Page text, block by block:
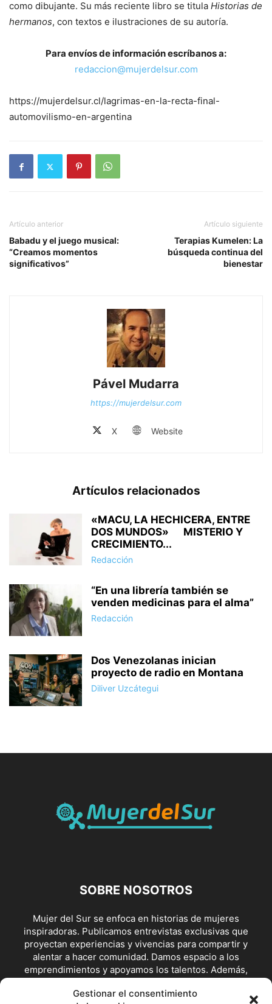
como dibujante. Su más reciente libro se titula Historias de
hermanos, con textos e ilustraciones de su autoría.
Para envíos de información escríbanos a:
redaccion@mujerdelsur.com
https://mujerdelsur.cl/lagrimas-en-la-recta-final-
automovilismo-en-argentina
Artículo anterior
Babadu y el juego musical:
“Creamos momentos
significativos”
Artículo siguiente
Terapias Kumelen: La
búsqueda continua del
bienestar
Pável Mudarra
https://mujerdelsur.com
X Website
Artículos relacionados
«MACU, LA HECHICERA, ENTRE
DOS MUNDOS» MISTERIO Y
CRECIMIENTO...
Redacción
“En una librería también se
venden medicinas para el alma”
Redacción
Dos Venezolanas inician
proyecto de radio en Montana
Diliver Uzcátegui
SOBRE NOSOTROS
Mujer del Sur se enfoca en historias de mujeres
inspiradoras. Publicamos entrevistas exclusivas que
proyectan experiencias y vivencias para compartir y
alentar a hacer comunidad. Damos espacio a los
emprendimientos y apoyamos los talentos. Además,
defensoras de los derechos.
Gestionar el consentimiento